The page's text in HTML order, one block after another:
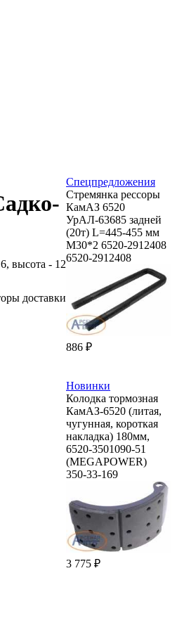
высота - 12
Спецпредложения
Стремянка рессоры
КамАЗ 6520
УрАЛ-63685 задней
(20т) L=445-455 мм
М30*2 6520-2912408
6520-2912408
886 ₽
Новинки
Колодка тормозная
КамАЗ-6520 (литая,
чугунная, короткая
накладка) 180мм,
6520-3501090-51
(MEGAPOWER)
350-33-169
3 775 ₽